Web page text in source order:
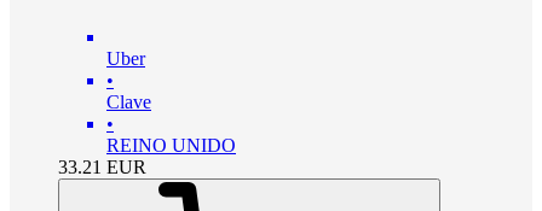
Uber
•
Clave
•
REINO UNIDO
33.21 EUR